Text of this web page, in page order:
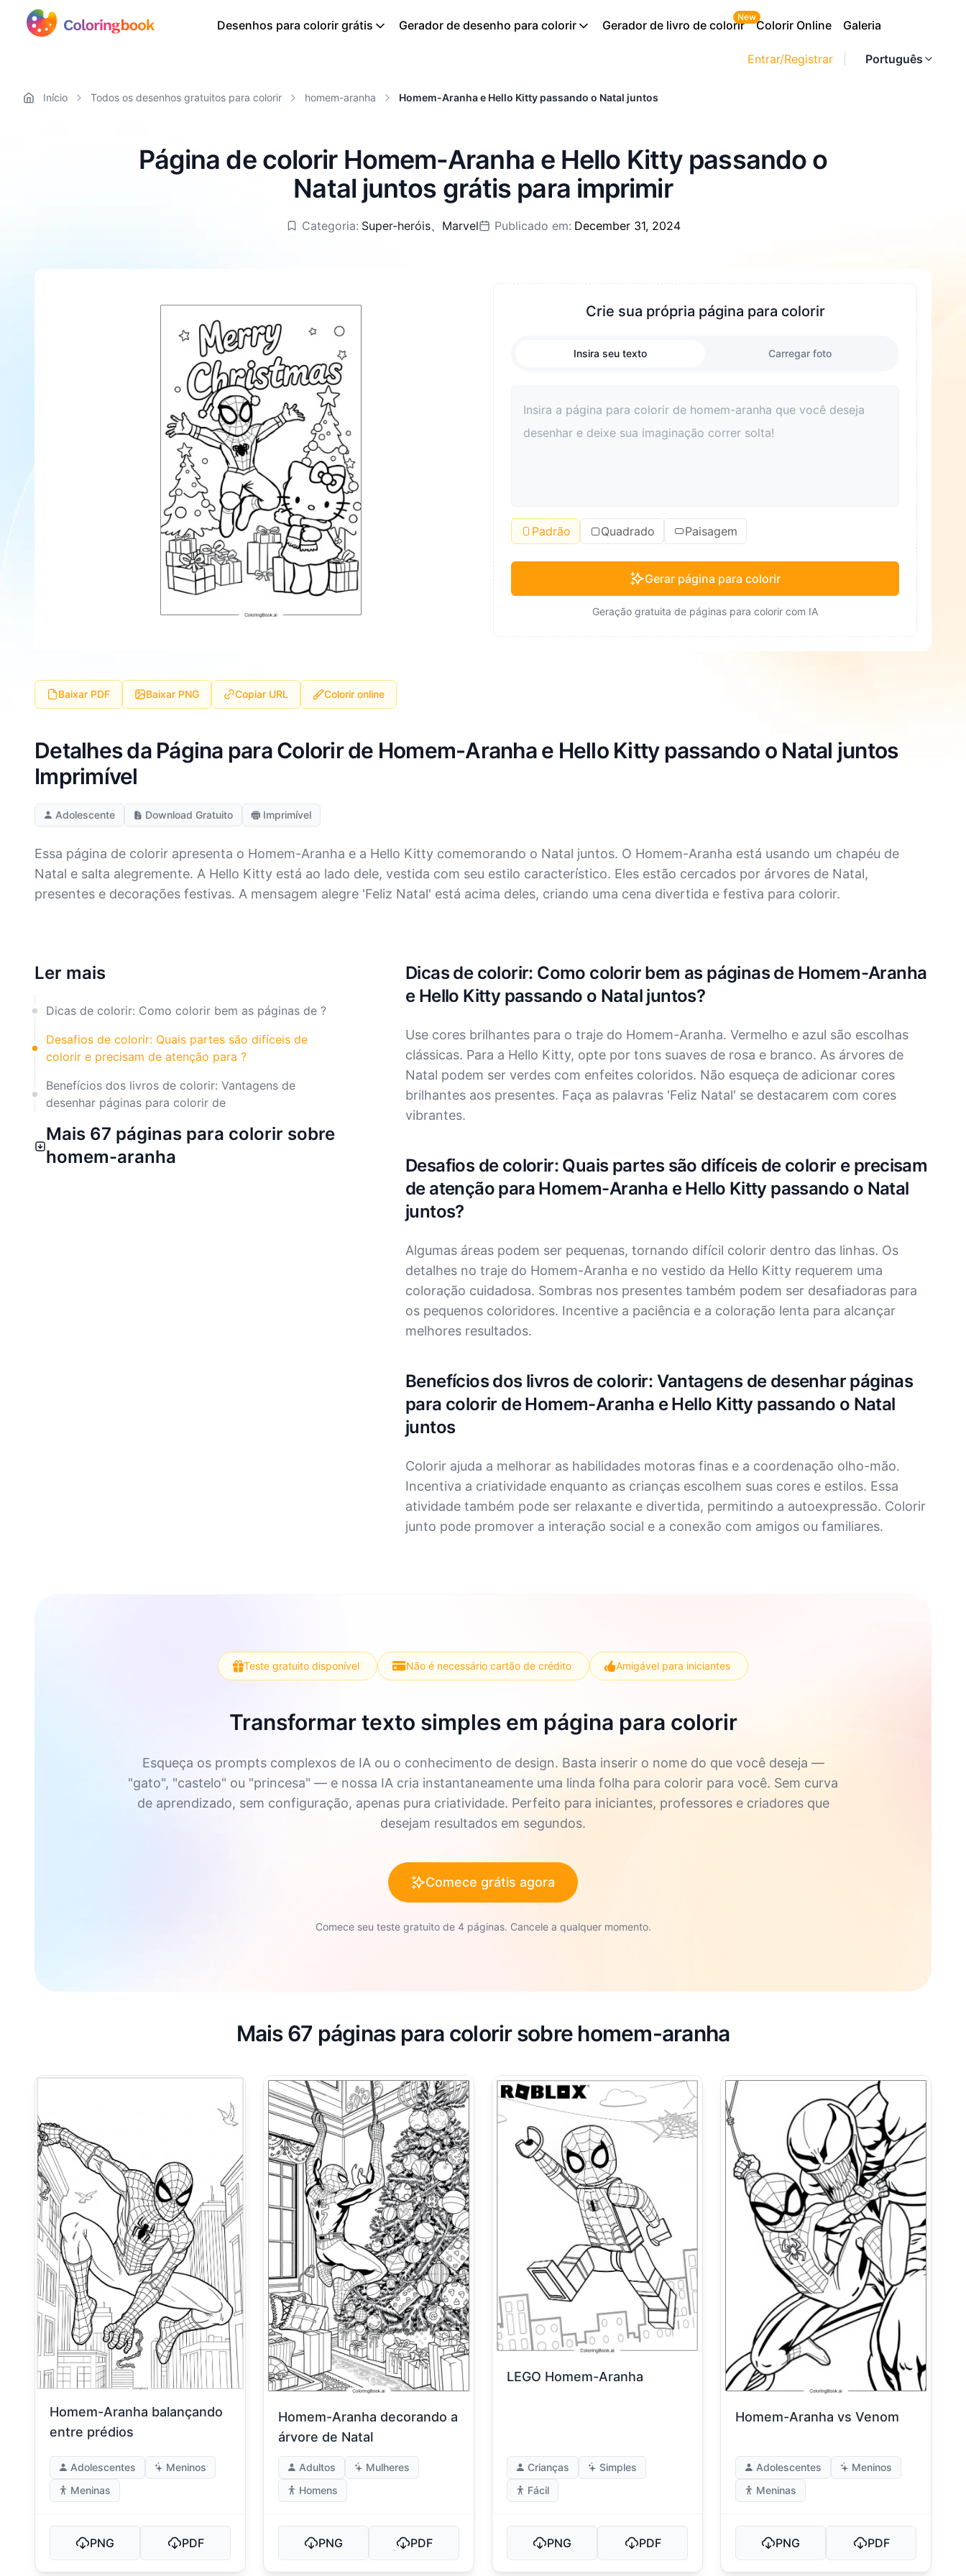
Entrar/Registrar Português
Desenhos para colorir grátis Gerador de desenho para colorir Gerador de livro de colorir
New
Colorir Online Galeria
Início Todos os desenhos gratuitos para colorir homem-aranha Homem-Aranha e Hello Kitty passando o Natal juntos
Página de colorir Homem-Aranha e Hello Kitty passando o
Natal juntos grátis para imprimir
Categoria: Super-heróis、 Marvel Publicado em: December 31, 2024
Crie sua própria página para colorir
Insira seu texto Carregar foto
Padrão Quadrado Paisagem
Gerar página para colorir
Geração gratuita de páginas para colorir com IA
Baixar PDF Baixar PNG Copiar URL Colorir online
Detalhes da Página para Colorir de Homem-Aranha e Hello Kitty passando o Natal juntos
Imprimível
Adolescente Download Gratuito Imprimível
Essa página de colorir apresenta o Homem-Aranha e a Hello Kitty comemorando o Natal juntos. O Homem-Aranha está usando um chapéu de
Natal e salta alegremente. A Hello Kitty está ao lado dele, vestida com seu estilo característico. Eles estão cercados por árvores de Natal,
presentes e decorações festivas. A mensagem alegre 'Feliz Natal' está acima deles, criando uma cena divertida e festiva para colorir.
Ler mais
Dicas de colorir: Como colorir bem as páginas de ?
Desafios de colorir: Quais partes são difíceis de
colorir e precisam de atenção para ?
Benefícios dos livros de colorir: Vantagens de
desenhar páginas para colorir de
Mais 67 páginas para colorir sobre
homem-aranha
Dicas de colorir: Como colorir bem as páginas de Homem-Aranha
e Hello Kitty passando o Natal juntos?
Use cores brilhantes para o traje do Homem-Aranha. Vermelho e azul são escolhas
clássicas. Para a Hello Kitty, opte por tons suaves de rosa e branco. As árvores de
Natal podem ser verdes com enfeites coloridos. Não esqueça de adicionar cores
brilhantes aos presentes. Faça as palavras 'Feliz Natal' se destacarem com cores
vibrantes.
Desafios de colorir: Quais partes são difíceis de colorir e precisam
de atenção para Homem-Aranha e Hello Kitty passando o Natal
juntos?
Algumas áreas podem ser pequenas, tornando difícil colorir dentro das linhas. Os
detalhes no traje do Homem-Aranha e no vestido da Hello Kitty requerem uma
coloração cuidadosa. Sombras nos presentes também podem ser desafiadoras para
os pequenos coloridores. Incentive a paciência e a coloração lenta para alcançar
melhores resultados.
Benefícios dos livros de colorir: Vantagens de desenhar páginas
para colorir de Homem-Aranha e Hello Kitty passando o Natal
juntos
Colorir ajuda a melhorar as habilidades motoras finas e a coordenação olho-mão.
Incentiva a criatividade enquanto as crianças escolhem suas cores e estilos. Essa
atividade também pode ser relaxante e divertida, permitindo a autoexpressão. Colorir
junto pode promover a interação social e a conexão com amigos ou familiares.
Teste gratuito disponível Não é necessário cartão de crédito Amigável para iniciantes
Transformar texto simples em página para colorir
Esqueça os prompts complexos de IA ou o conhecimento de design. Basta inserir o nome do que você deseja —
"gato", "castelo" ou "princesa" — e nossa IA cria instantaneamente uma linda folha para colorir para você. Sem curva
de aprendizado, sem configuração, apenas pura criatividade. Perfeito para iniciantes, professores e criadores que
desejam resultados em segundos.
Comece grátis agora
Comece seu teste gratuito de 4 páginas. Cancele a qualquer momento.
Mais 67 páginas para colorir sobre homem-aranha
Homem-Aranha balançando
entre prédios
Adolescentes
Meninos
Meninas
PNG PDF
Homem-Aranha decorando a
árvore de Natal
Adultos
Mulheres
Homens
PNG PDF
LEGO Homem-Aranha
Crianças
Simples
Fácil
PNG PDF
Homem-Aranha vs Venom
Adolescentes
Meninos
Meninas
PNG PDF